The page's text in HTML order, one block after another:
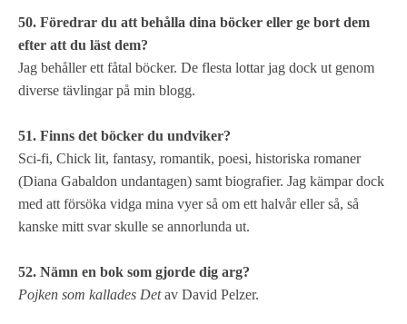
50. Föredrar du att behålla dina böcker eller ge bort dem
efter att du läst dem?
Jag behåller ett fåtal böcker. De flesta lottar jag dock ut genom
diverse tävlingar på min blogg.
51. Finns det böcker du undviker?
Sci-fi, Chick lit, fantasy, romantik, poesi, historiska romaner
(Diana Gabaldon undantagen) samt biografier. Jag kämpar dock
med att försöka vidga mina vyer så om ett halvår eller så, så
kanske mitt svar skulle se annorlunda ut.
52. Nämn en bok som gjorde dig arg?
Pojken som kallades Detav David Pelzer.